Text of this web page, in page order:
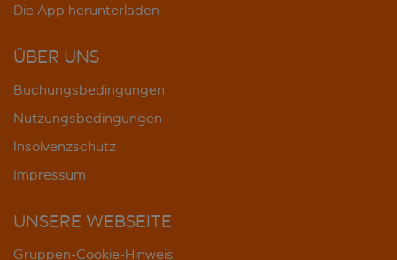
Die App herunterladen
ÜBER UNS
Buchungsbedingungen
Nutzungsbedingungen
Insolvenzschutz
Impressum
UNSERE WEBSEITE
Gruppen-Cookie-Hinweis